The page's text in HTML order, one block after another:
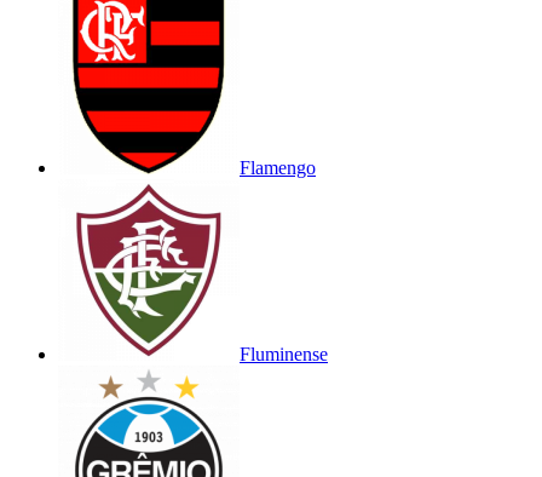
Flamengo
Fluminense